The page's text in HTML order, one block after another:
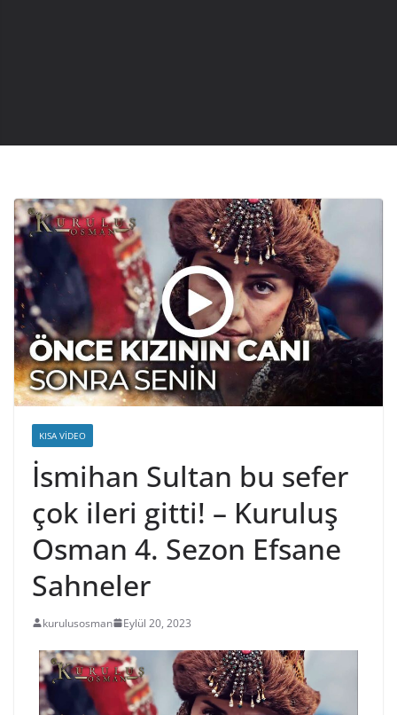
KISA VIDEO
İsmihan Sultan bu sefer
çok ileri gitti! – Kuruluş
Osman 4. Sezon Efsane
Sahneler
kurulusosman Eylül 20, 2023